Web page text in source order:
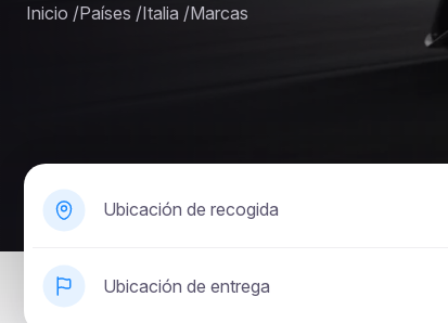
Inicio /Países /Italia /Marcas
Ubicación de recogida
Ubicación de entrega